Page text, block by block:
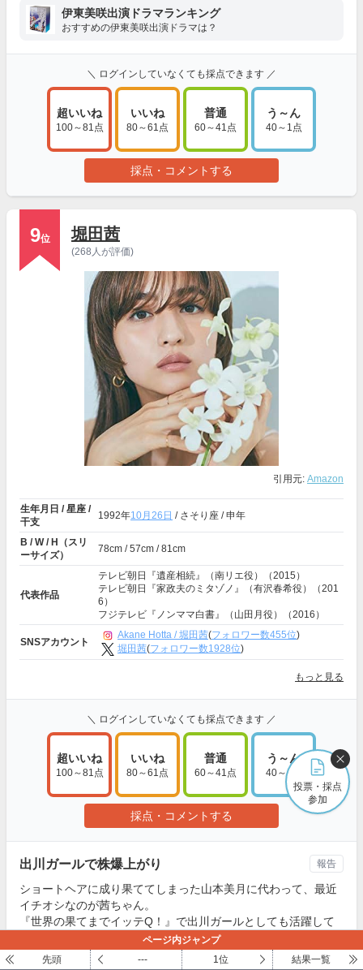
伊東美咲出演ドラマランキング
おすすめの伊東美咲出演ドラマは？
＼ ログインしていなくても採点できます ／
超いいね
100～81点
いいね
80～61点
普通
60～41点
う～ん
40～1点
採点・コメントする
9位 堀田茜
(268人が評価)
引用元: Amazon
生年月日 / 星座 /
干支
1992年10月26日 / さそり座 / 申年
B / W / H（スリ
ーサイズ）
78cm / 57cm / 81cm
代表作品
テレビ朝日『遺産相続』（南リエ役）（2015）
テレビ朝日『家政夫のミタゾノ』（有沢春希役）（201
6）
フジテレビ『ノンママ白書』（山田月役）（2016）
SNSアカウント
Akane Hotta / 堀田茜(フォロワー数455位)
堀田茜(フォロワー数1928位)
もっと見る
＼ ログインしていなくても採点できます ／
超いいね
100～81点
いいね
80～61点
普通
60～41点
う～ん
40～1点
採点・コメントする
出川ガールで株爆上がり
ショートヘアに成り果ててしまった山本美月に代わって、最近
イチオシなのが茜ちゃん。
『世界の果てまでイッテQ！』で出川ガールとしても活躍して
おり、身体を張ったパフォーマンスでお茶の間の人気もかっさ
らっています。
報告
投票・採点
参加
ページ内ジャンプ
先頭
--- 1位 結果一覧